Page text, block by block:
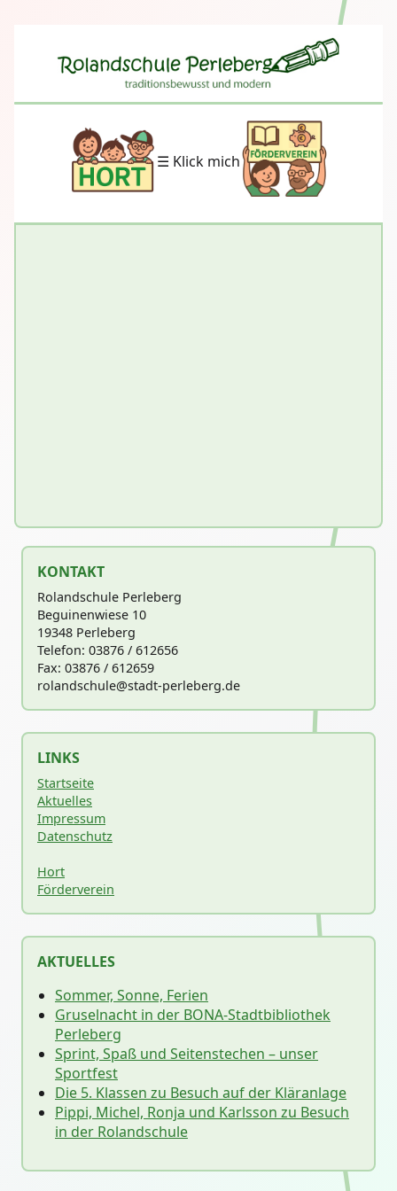
☰ Klick mich
KONTAKT
Rolandschule Perleberg
Beguinenwiese 10
19348 Perleberg
Telefon: 03876 / 612656
Fax: 03876 / 612659
rolandschule@stadt-perleberg.de
LINKS
Startseite
Aktuelles
Impressum
Datenschutz
Hort
Förderverein
AKTUELLES
Sommer, Sonne, Ferien
Gruselnacht in der BONA-Stadtbibliothek
Perleberg
Sprint, Spaß und Seitenstechen – unser
Sportfest
Die 5. Klassen zu Besuch auf der Kläranlage
Pippi, Michel, Ronja und Karlsson zu Besuch
in der Rolandschule